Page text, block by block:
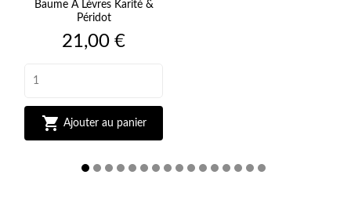
Baume À Lèvres Karité &
Péridot
Prix
21,00 €
 Ajouter au panier